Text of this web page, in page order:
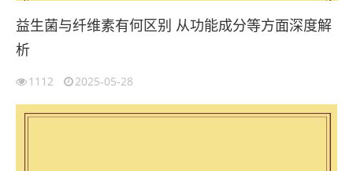
益生菌与纤维素有何区别 从功能成分等方面深度解
析
1112 2025-05-28